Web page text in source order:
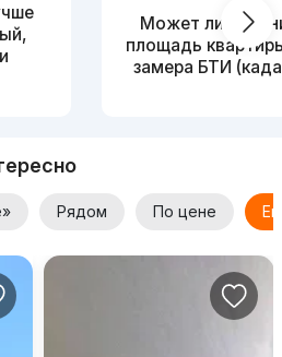
Может ли
площадь
замера БТИ
Рядом По цене